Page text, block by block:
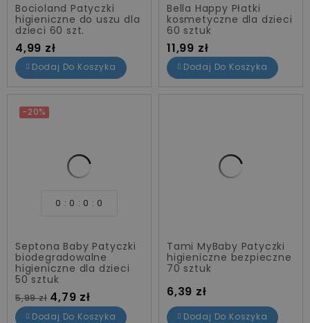
Bocioland Patyczki
higieniczne do uszu dla
dzieci 60 szt.
Cena
4,99 zł
Dodaj Do Koszyka
Bella Happy Płatki
kosmetyczne dla dzieci
60 sztuk
Cena
11,99 zł
Dodaj Do Koszyka
-20%
0 0 0 0
Septona Baby Patyczki
biodegradowalne
higieniczne dla dzieci
50 sztuk
Cena standardowa
5,99 zł Cena
4,79 zł
Dodaj Do Koszyka
Tami MyBaby Patyczki
higieniczne bezpieczne
70 sztuk
Cena
6,39 zł
Dodaj Do Koszyka